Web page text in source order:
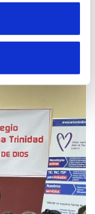
sostenible